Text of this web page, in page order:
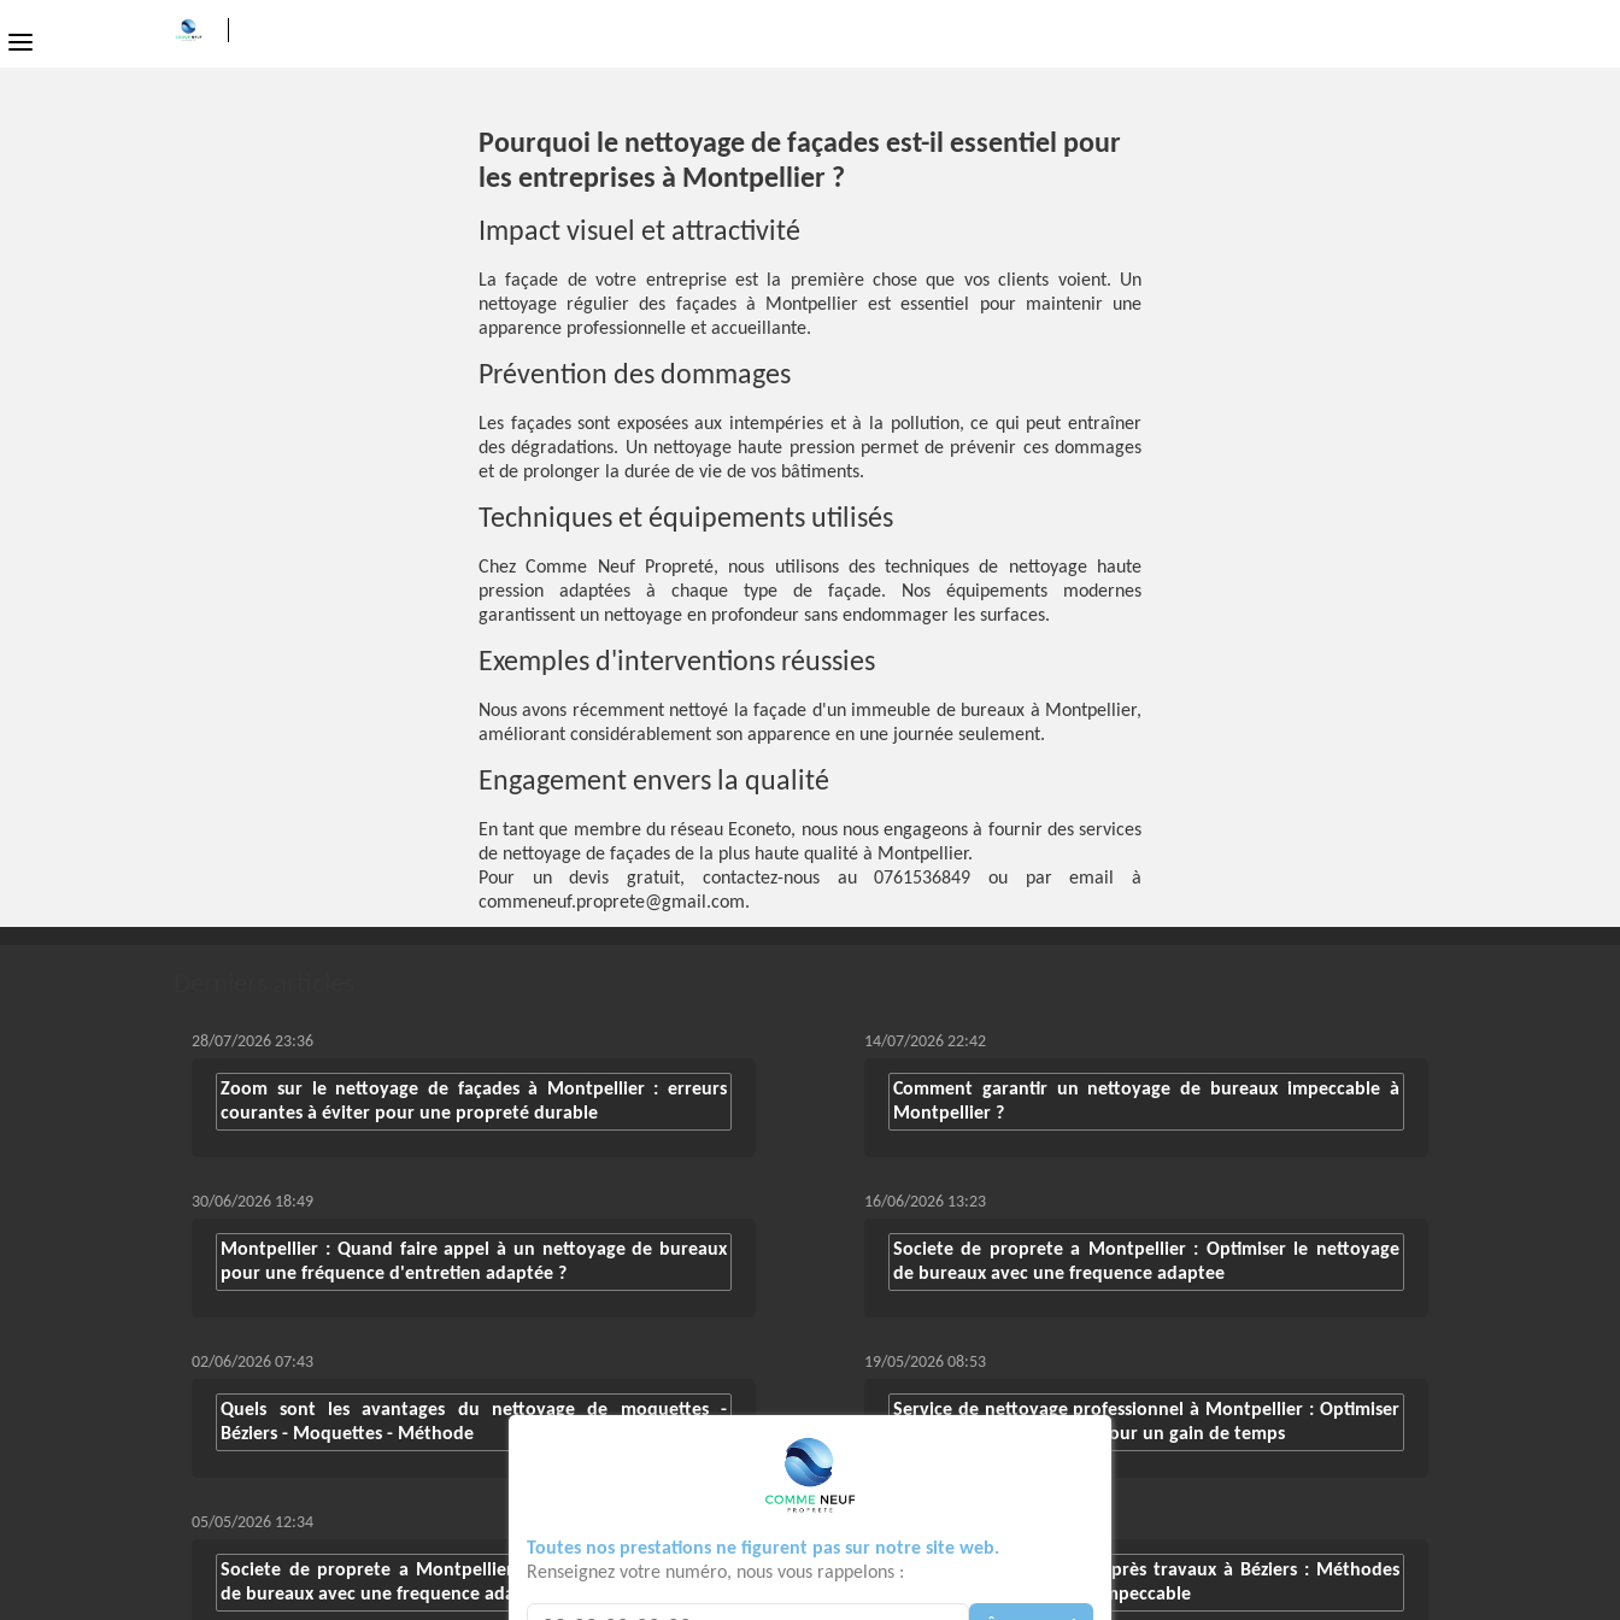
Toutes nos prestations ne figurent pas sur notre site web.
Renseignez votre numéro, nous vous rappelons :
Pourquoi le nettoyage de façades est-il essentiel pour
les entreprises à Montpellier ?
Impact visuel et attractivité
La façade de votre entreprise est la première chose que vos clients voient. Un
nettoyage régulier des façades à Montpellier est essentiel pour maintenir une
apparence professionnelle et accueillante.
Prévention des dommages
Les façades sont exposées aux intempéries et à la pollution, ce qui peut entraîner
des dégradations. Un nettoyage haute pression permet de prévenir ces dommages
et de prolonger la durée de vie de vos bâtiments.
Techniques et équipements utilisés
Chez Comme Neuf Propreté, nous utilisons des techniques de nettoyage haute
pression adaptées à chaque type de façade. Nos équipements modernes
garantissent un nettoyage en profondeur sans endommager les surfaces.
Exemples d'interventions réussies
Nous avons récemment nettoyé la façade d'un immeuble de bureaux à Montpellier,
améliorant considérablement son apparence en une journée seulement.
Engagement envers la qualité
En tant que membre du réseau Econeto, nous nous engageons à fournir des services
de nettoyage de façades de la plus haute qualité à Montpellier.
Pour un devis gratuit, contactez-nous au 0761536849 ou par email à
commeneuf.proprete@gmail.com.
28/07/2026 23:36
Zoom sur le nettoyage de façades à Montpellier : erreurs
courantes à éviter pour une propreté durable
14/07/2026 22:42
Comment garantir un nettoyage de bureaux impeccable à
Montpellier ?
30/06/2026 18:49
Montpellier : Quand faire appel à un nettoyage de bureaux
pour une fréquence d'entretien adaptée ?
16/06/2026 13:23
Societe de proprete a Montpellier : Optimiser le nettoyage
de bureaux avec une frequence adaptee
02/06/2026 07:43
Quels sont les avantages du nettoyage de moquettes -
Béziers - Moquettes - Méthode
19/05/2026 08:53
Service de nettoyage professionnel à Montpellier : Optimiser
le nettoyage de bureaux pour un gain de temps
05/05/2026 12:34
Societe de proprete a Montpellier : Optimiser le nettoyage
de bureaux avec une frequence adaptee
Entreprise de nettoyage après travaux à Béziers : Méthodes
efficaces pour un espace impeccable